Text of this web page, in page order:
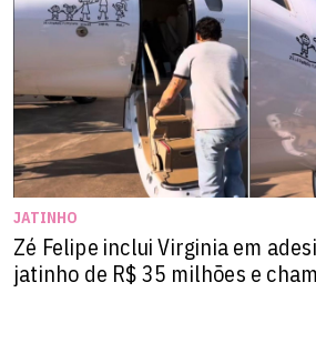
JATINHO
Zé Felipe inclui Virginia em
jatinho de R$ 35 milhões e